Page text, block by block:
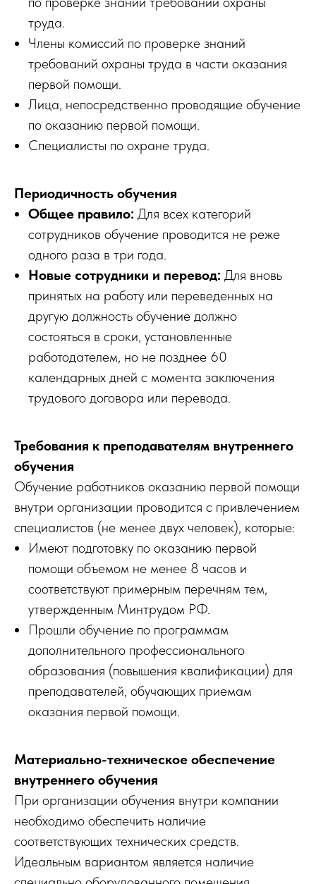
труда.
Члены комиссий по проверке знаний
требований охраны труда в части оказания
первой помощи.
Лица, непосредственно проводящие обучение
по оказанию первой помощи.
Специалисты по охране труда.
Периодичность обучения
Общее правило: Для всех категорий
сотрудников обучение проводится не реже
одного раза в три года.
Новые сотрудники и перевод: Для вновь
принятых на работу или переведенных на
другую должность обучение должно
состояться в сроки, установленные
работодателем, но не позднее 60
календарных дней с момента заключения
трудового договора или перевода.
Требования к преподавателям внутреннего
обучения
Обучение работников оказанию первой помощи
внутри организации проводится с привлечением
специалистов (не менее двух человек), которые:
Имеют подготовку по оказанию первой
помощи объемом не менее 8 часов и
соответствуют примерным перечням тем,
утвержденным Минтрудом РФ.
Прошли обучение по программам
дополнительного профессионального
образования (повышения квалификации) для
преподавателей, обучающих приемам
оказания первой помощи.
Материально-техническое обеспечение
внутреннего обучения
При организации обучения внутри компании
необходимо обеспечить наличие
соответствующих технических средств.
Идеальным вариантом является наличие